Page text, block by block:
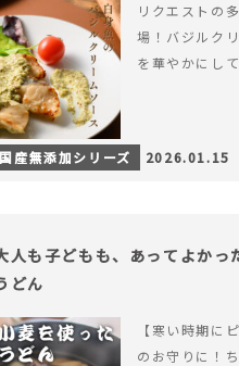
リクエストの
場！バジルク
を華やかにし
国産無添加シリーズ 2026.01.15
人も子どもも、あってよか
どん
【寒い時期に
のお守りに！